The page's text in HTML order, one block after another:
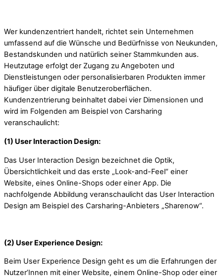
Wer kundenzentriert handelt, richtet sein Unternehmen
umfassend auf die Wünsche und Bedürfnisse von Neukunden,
Bestandskunden und natürlich seiner Stammkunden aus.
Heutzutage erfolgt der Zugang zu Angeboten und
Dienstleistungen oder personalisierbaren Produkten immer
häufiger über digitale Benutzeroberflächen.
Kundenzentrierung beinhaltet dabei vier Dimensionen und
wird im Folgenden am Beispiel von Carsharing
veranschaulicht:
(1) User Interaction Design:
Das User Interaction Design bezeichnet die Optik,
Übersichtlichkeit und das erste „Look-and-Feel“ einer
Website, eines Online-Shops oder einer App. Die
nachfolgende Abbildung veranschaulicht das User Interaction
Design am Beispiel des Carsharing-Anbieters „Sharenow“.
(2) User Experience Design:
Beim User Experience Design geht es um die Erfahrungen der
Nutzer’Innen mit einer Website, einem Online-Shop oder einer